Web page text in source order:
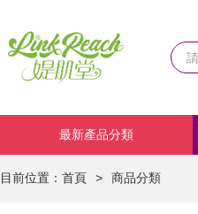
最新產品分類
目前位置： 首頁 > 商品分類